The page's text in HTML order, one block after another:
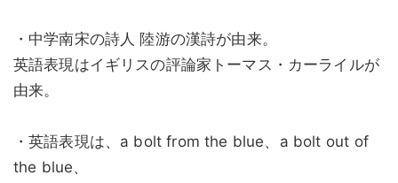
・中学南宋の詩人 陸游の漢詩が由来。
英語表現はイギリスの評論家トーマス・カーライルが
由来。
・英語表現は、a bolt from the blue、a bolt out of
the blue、